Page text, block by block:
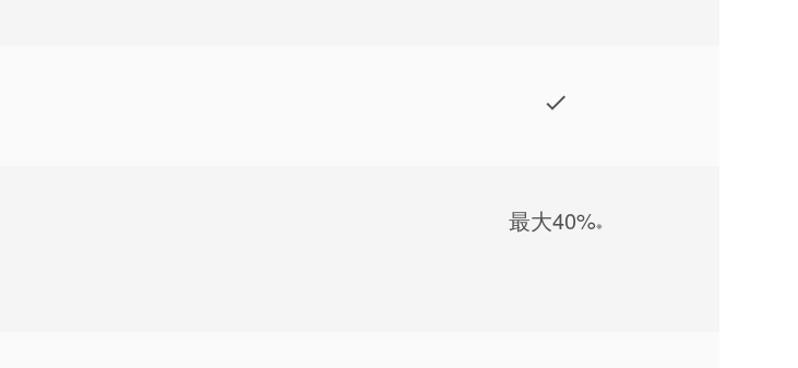
最⼤40%※